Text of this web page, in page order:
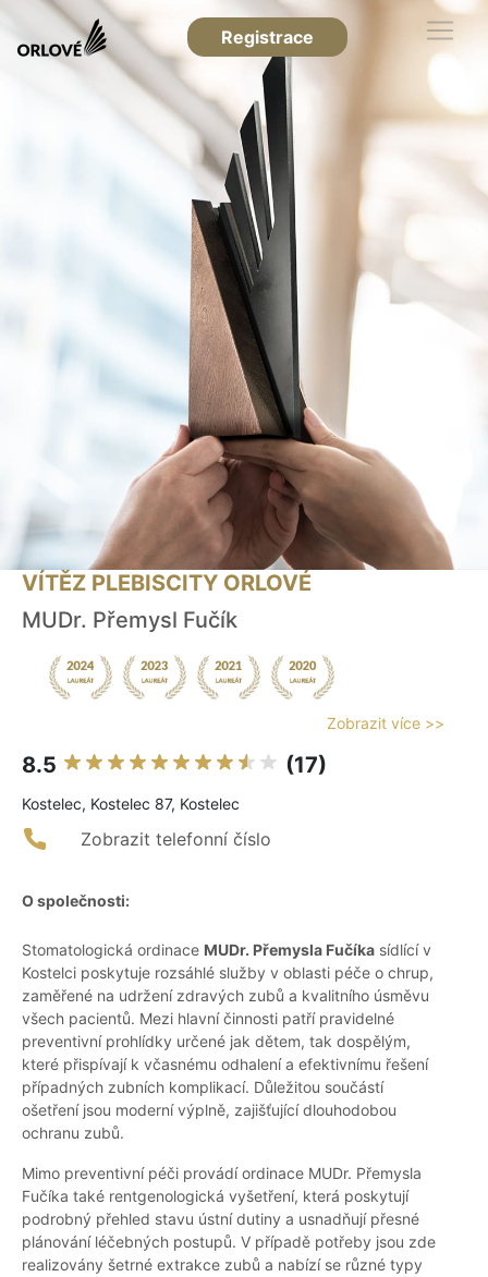
Registrace
VÍTĚZ PLEBISCITY ORLOVÉ
MUDr. Přemysl Fučík
Zobrazit více >>
8.5 (17)
Kostelec, Kostelec 87, Kostelec
Zobrazit telefonní číslo
O společnosti:
Stomatologická ordinace MUDr. Přemysla Fučíka sídlící v
Kostelci poskytuje rozsáhlé služby v oblasti péče o chrup,
zaměřené na udržení zdravých zubů a kvalitního úsměvu
všech pacientů. Mezi hlavní činnosti patří pravidelné
preventivní prohlídky určené jak dětem, tak dospělým,
které přispívají k včasnému odhalení a efektivnímu řešení
případných zubních komplikací. Důležitou součástí
ošetření jsou moderní výplně, zajišťující dlouhodobou
ochranu zubů.
Mimo preventivní péči provádí ordinace MUDr. Přemysla
Fučíka také rentgenologická vyšetření, která poskytují
podrobný přehled stavu ústní dutiny a usnadňují přesné
plánování léčebných postupů. V případě potřeby jsou zde
realizovány šetrné extrakce zubů a nabízí se různé typy